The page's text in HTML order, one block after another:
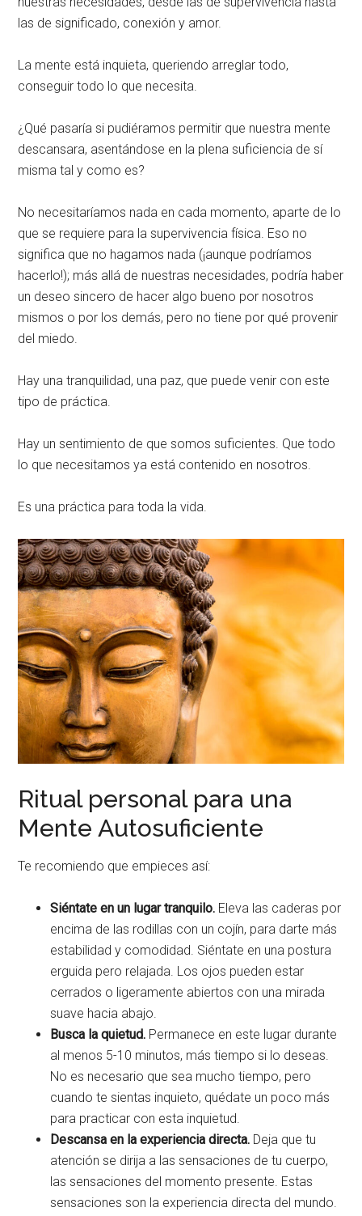
las de significado, conexión y amor.
La mente está inquieta, queriendo arreglar todo,
conseguir todo lo que necesita.
¿Qué pasaría si pudiéramos permitir que nuestra mente
descansara, asentándose en la plena suficiencia de sí
misma tal y como es?
No necesitaríamos nada en cada momento, aparte de lo
que se requiere para la supervivencia física. Eso no
significa que no hagamos nada (¡aunque podríamos
hacerlo!); más allá de nuestras necesidades, podría haber
un deseo sincero de hacer algo bueno por nosotros
mismos o por los demás, pero no tiene por qué provenir
del miedo.
Hay una tranquilidad, una paz, que puede venir con este
tipo de práctica.
Hay un sentimiento de que somos suficientes. Que todo
lo que necesitamos ya está contenido en nosotros.
Es una práctica para toda la vida.
Ritual personal para una
Mente Autosuficiente
Te recomiendo que empieces así:
Siéntate en un lugar tranquilo. Eleva las caderas por
encima de las rodillas con un cojín, para darte más
estabilidad y comodidad. Siéntate en una postura
erguida pero relajada. Los ojos pueden estar
cerrados o ligeramente abiertos con una mirada
suave hacia abajo.
Busca la quietud. Permanece en este lugar durante
al menos 5-10 minutos, más tiempo si lo deseas.
No es necesario que sea mucho tiempo, pero
cuando te sientas inquieto, quédate un poco más
para practicar con esta inquietud.
Descansa en la experiencia directa. Deja que tu
atención se dirija a las sensaciones de tu cuerpo,
las sensaciones del momento presente. Estas
sensaciones son la experiencia directa del mundo.